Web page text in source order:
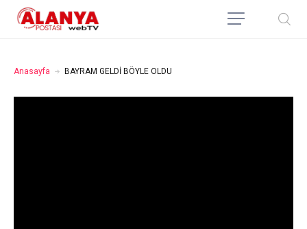
Anasayfa BAYRAM GELDİ BÖYLE OLDU